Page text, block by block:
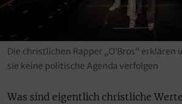
Die christlichen Rapper „O‘Bros“ erklären
sie keine politische Agenda verfolgen
Was sind eigentlich christliche